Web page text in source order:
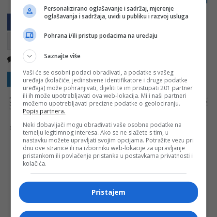
Nema komentara
Sakrij sve komentare Prikaži komentare
NAPOMENA: Komentari odražavaju stavove njihovih autora, a ne nužno i stavove internet portala Banjaluka.com. Molimo korisnike da se suzdrže od
vrijeđanja, psovanja i vulgarnog izražavanja. Portal Banjaluka.com zadržava pravo da obriše komentar bez najave i objašnjenja. Zbog velikog broja
komentara Banjaluka.com nije dužan obrisati sve komentare koji krše pravila. Kao čitalac takođe prihvatate mogućnost da među komentarima mogu
biti pronađeni sadržaji koji mogu biti u suprotnosti sa vašim vjerskim, moralnim i drugim načelima i uvjerenjima.
Šta mislite o ovoj temi?
Vaša e-mail adresa neće biti objavljena. Sva polja su
obavezna!
Ime
Personalizirano oglašavanje i sadržaj, mjerenje
oglašavanja i sadržaja, uvidi u publiku i razvoj usluga
Pohrana i/ili pristup podacima na uređaju
Saznajte više
Vaši će se osobni podaci obrađivati, a podatke s vašeg
uređaja (kolačiće, jedinstvene identifikatore i druge podatke
uređaja) može pohranjivati, dijeliti te im pristupati 201 partner
ili ih može upotrebljavati ova web-lokacija. Mi i naši partneri
možemo upotrebljavati precizne podatke o geolociranju.
Popis partnera.
Neki dobavljači mogu obrađivati vaše osobne podatke na
temelju legitimnog interesa. Ako se ne slažete s tim, u
nastavku možete upravljati svojim opcijama. Potražite vezu pri
dnu ove stranice ili na izborniku web-lokacije za upravljanje
pristankom ili povlačenje pristanka u postavkama privatnosti i
kolačića.
Pristajem